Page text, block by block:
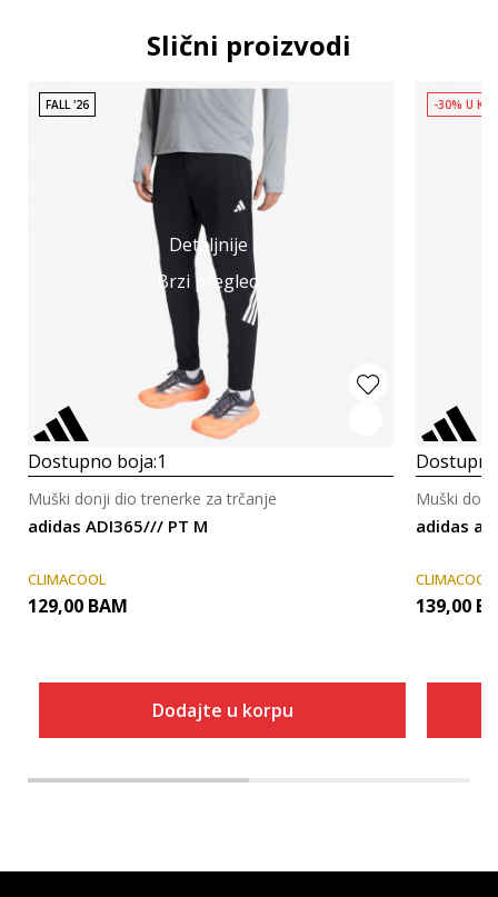
Slični proizvodi
Detaljnije
Brzi pregled
FALL '26
Dostupno boja:1
adidas ADI365/// PT M
Muški donji dio trenerke za trčanje
CLIMACOOL
129,00 BAM
Dodajte u korpu
-30% U
adidas
Muški
CLIMACOOL
139,00